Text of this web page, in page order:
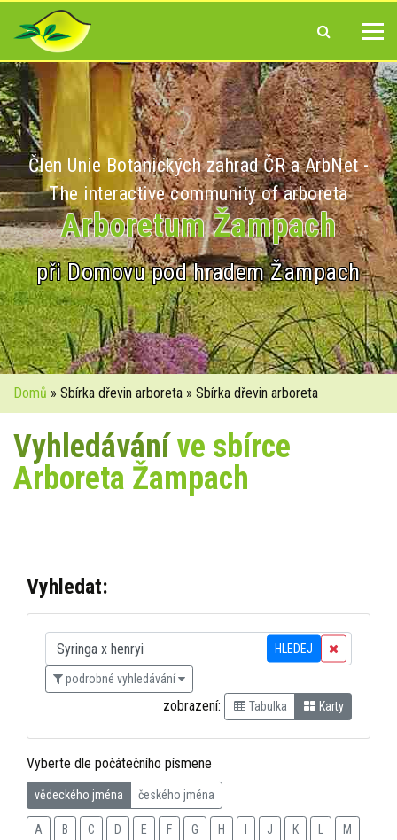
Člen Unie Botanických zahrad ČR a ArbNet -
The interactive community of arboreta
Arboretum Žampach
při Domovu pod hradem Žampach
Domů » Sbírka dřevin arboreta » Sbírka dřevin arboreta
Vyhledáváníve sbírce
Arboreta Žampach
Vyhledat:
HLEDEJ
podrobné vyhledávání
zobrazení: Tabulka Karty
Vyberte dle počátečního písmene
vědeckého jména českého jména
A B C D E F G H J K M